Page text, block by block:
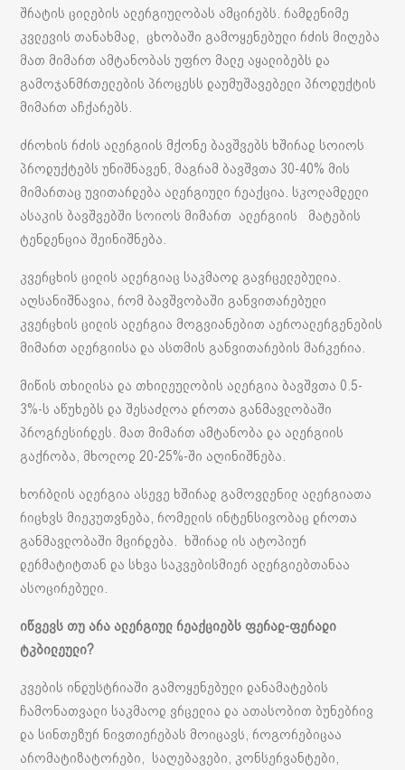
შრატის ცილების ალერგიულობას ამცირებს. რამდენიმე
კვლევის თანახმად, ცხობაში გამოყენებული რძის მიღება
მათ მიმართ ამტანობას უფრო მალე აყალიბებს და
გამოჯანმრთელების პროცესს დაუმუშავებელი პროდუქტის
მიმართ აჩქარებს.
ძროხის რძის ალერგიის მქონე ბავშვებს ხშირად სოიოს
პროდუქტებს უნიშნავენ, მაგრამ ბავშვთა 30-40% მის
მიმართაც უვითარდება ალერგიული რეაქცია. სკოლამდელი
ასაკის ბავშვებში სოიოს მიმართ ალერგიის მატების
ტენდენცია შეინიშნება.
კვერცხის ცილის ალერგიაც საკმაოდ გავრცელებულია.
აღსანიშნავია, რომ ბავშვობაში განვითარებული
კვერცხის ცილის ალერგია მოგვიანებით აეროალერგენების
მიმართ ალერგიისა და ასთმის განვითარების მარკერია.
მიწის თხილისა და თხილეულობის ალერგია ბავშვთა 0.5-
3%-ს აწუხებს და შესაძლოა დროთა განმავლობაში
პროგრესირდეს. მათ მიმართ ამტანობა და ალერგიის
გაქრობა, მხოლოდ 20-25%-ში აღინიშნება.
ხორბლის ალერგია ასევე ხშირად გამოვლენილ ალერგიათა
რიცხვს მიეკუთვნება, რომელის ინტენსივობაც დროთა
განმავლობაში მცირდება. ხშირად ის ატოპიურ
დერმატიტთან და სხვა საკვებისმიერ ალერგიებთანაა
ასოცირებული.
იწვევს თუ არა ალერგიულ რეაქციებს ფერად-ფერადი
ტკბილეული?
კვების ინდუსტრიაში გამოყენებული დანამატების
ჩამონათვალი საკმაოდ ვრცელია და ათასობით ბუნებრივ
და სინთეზურ ნივთიერებას მოიცავს, როგორებიცაა
არომატიზატორები, საღებავები, კონსერვანტები,